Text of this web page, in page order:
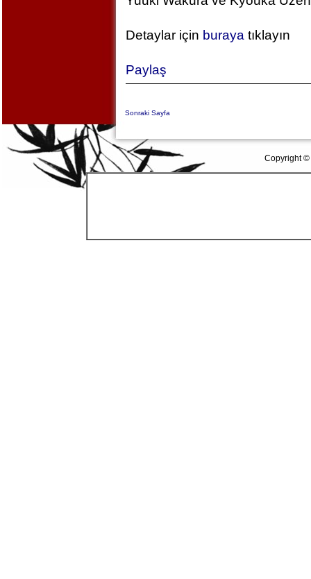
Detaylar için buraya tıklayın
Paylaş
Sonraki Sayfa
Copyright ©